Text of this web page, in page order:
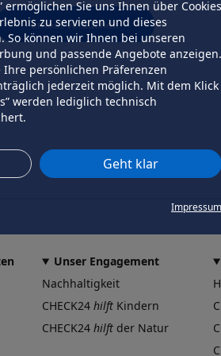
ermöglichen Sie uns Ihnen über Cookies
zu servieren und dieses
So können wir Ihnen bei unseren
und passende Angebote anzeigen.
Ihre persönlichen Präferenzen
jederzeit möglich. Mit dem Klick
werden lediglich technisch
Geht klar
Impressum
erneut versuchen
Unser Engagement
Nachhaltigkeit
CHECK24 hilft Kindern
CHECK24 hilft der Natur